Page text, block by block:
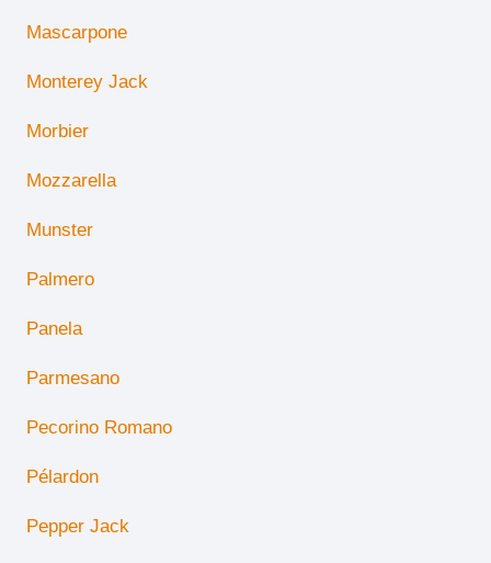
Mascarpone
Monterey Jack
Morbier
Mozzarella
Munster
Palmero
Panela
Parmesano
Pecorino Romano
Pélardon
Pepper Jack